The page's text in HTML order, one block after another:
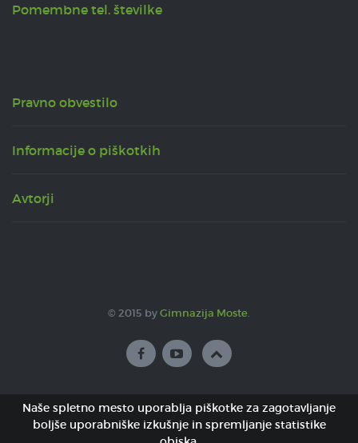
Pomembne tel. številke
Pravno obvestilo
Informacije o piškotkih
Avtorji
© 2015 byGimnazija Moste.
Naše spletno mesto uporablja piškotke za zagotavljanje
boljše uporabniške izkušnje in spremljanje statistike